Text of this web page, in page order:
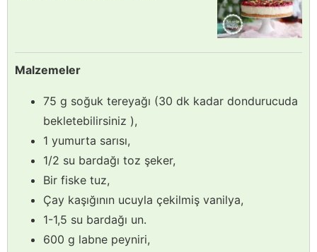
Malzemeler
75 g soğuk tereyağı (30 dk kadar dondurucuda
bekletebilirsiniz ),
1 yumurta sarısı,
1/2 su bardağı toz şeker,
Bir fiske tuz,
Çay kaşığının ucuyla çekilmiş vanilya,
1-1,5 su bardağı un.
600 g labne peyniri,